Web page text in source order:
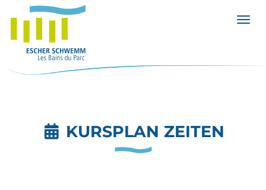
KURSPLAN ZEITEN